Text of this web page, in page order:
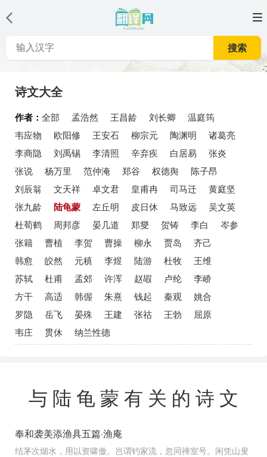
搜索
诗文大全
作者： 全部 孟浩然 王昌龄 刘长卿
温庭筠
韦应物
欧阳修 王安石 柳宗元 陶渊明
诸葛亮
李商隐
刘禹锡 李清照 辛弃疾 白居易
张炎
张说
杨万里 范仲淹 郑谷 权德舆
陈子昂
刘辰翁
文天祥 卓文君 皇甫冉 司马迁
黄庭坚
张九龄
陆龟蒙 左丘明 皮日休 马致远
吴文英
杜荀鹤
周邦彦 晏几道 郑燮 贺铸 李白
岑参
张籍
曹植 李贺 曹操 柳永 贾岛
齐己
韩愈
皎然 元稹 李煜 陆游 杜牧
王维
苏轼
杜甫 孟郊 许浑 赵嘏 卢纶
李峤
方干
高适 韩偓 朱熹 钱起 秦观
姚合
罗隐
岳飞 晏殊 王建 张祜 王勃
屈原
韦庄
贯休 纳兰性德
与陆龟蒙有关的诗文
奉和袭美添渔具五篇·渔庵
结茅次烟水，用以资啸傲。岂谓钓家流，忽同禅室号。闲凭山叟